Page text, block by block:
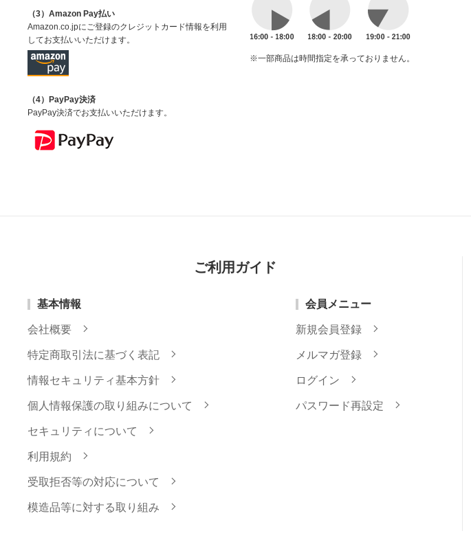
（3）Amazon Pay払い
Amazon.co.jpにご登録のクレジットカード情報を利用
してお支払いいただけます。
（4）PayPay決済
PayPay決済でお支払いいただけます。
※一部商品は時間指定を承っておりません。
ご利用ガイド
基本情報
会社概要
特定商取引法に基づく表記
情報セキュリティ基本方針
個人情報保護の取り組みについて
セキュリティについて
利用規約
受取拒否等の対応について
模造品等に対する取り組み
会員メニュー
新規会員登録
メルマガ登録
ログイン
パスワード再設定